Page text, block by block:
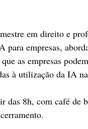
em direito e
empresas,
as empresas
à utilização da IA
das 8h, com café